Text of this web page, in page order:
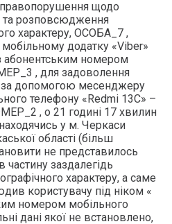
щодо
та розповсюдження
характеру, ОСОБА_7 ,
додатку «Viber»
абонентським номером
, для задоволення
за допомогою месенджеру
телефону «Redmi 13C» –
, о 21 годині 17 хвилин
у м. Черкаси
області (більш
не представилось
заздалегідь
характеру, а саме
користувачу під ніком «
номером мобільного
дані якої не встановлено,